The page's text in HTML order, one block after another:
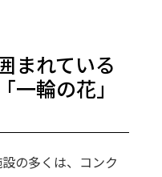
まれている
一輪の花」
の多くは、コンク